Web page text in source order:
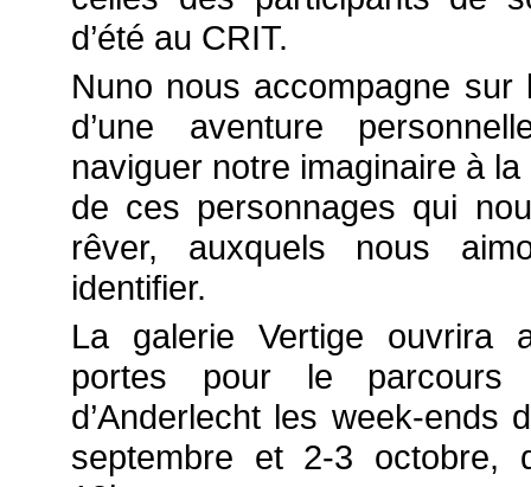
d’été au CRIT.
Nuno nous accompagne sur
d’une aventure
naviguer notre imaginaire à
de ces personnages qui
rêver, auxquels nous
identifier.
La galerie Vertige ouvrira
portes pour le parcours
d’Anderlecht les week-ends
septembre et 2-3 octobre,